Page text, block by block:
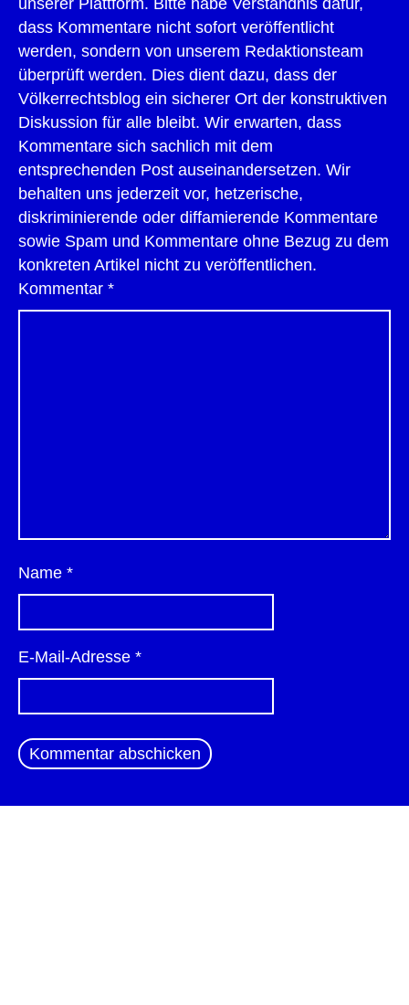
unserer Plattform. Bitte habe Verständnis dafür,
dass Kommentare nicht sofort veröffentlicht
werden, sondern von unserem Redaktionsteam
überprüft werden. Dies dient dazu, dass der
Völkerrechtsblog ein sicherer Ort der konstruktiven
Diskussion für alle bleibt. Wir erwarten, dass
Kommentare sich sachlich mit dem
entsprechenden Post auseinandersetzen. Wir
behalten uns jederzeit vor, hetzerische,
diskriminierende oder diffamierende Kommentare
sowie Spam und Kommentare ohne Bezug zu dem
konkreten Artikel nicht zu veröffentlichen.
Kommentar *
Name *
E-Mail-Adresse *